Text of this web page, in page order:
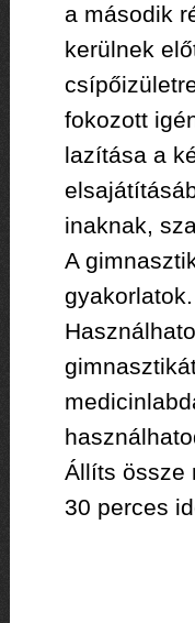
a második
kerülnek
fokozott
lazítása a
inaknak,
A
Állíts össze
30 perces